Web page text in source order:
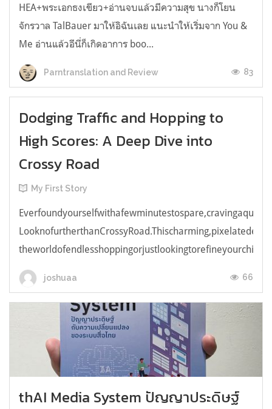
HEA+พระเอกธงเขียว+อ่านจบแล้วมีความสุข นางก็โยน
จักรวาล TalBauer มาให้อิฉันเลย แนะนำให้เริ่มจาก You &
Me อ่านแล้วอีนี่ก็เกิดอาการ boo...
Parntranslation and Review 83
Dodging Traffic and Hopping to
High Scores: A Deep Dive into
Crossy Road
My First Story
joshuaa 66
thAI Media System ปัญญาประดิษฐ์